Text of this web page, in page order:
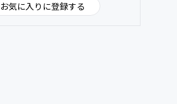
能です。
お気に入りに登録する